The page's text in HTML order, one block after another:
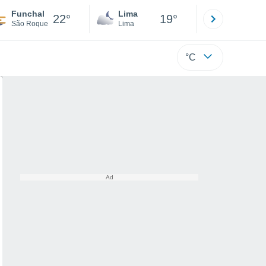
Funchal
São Roque 22° Lima
Lima 19°
°C